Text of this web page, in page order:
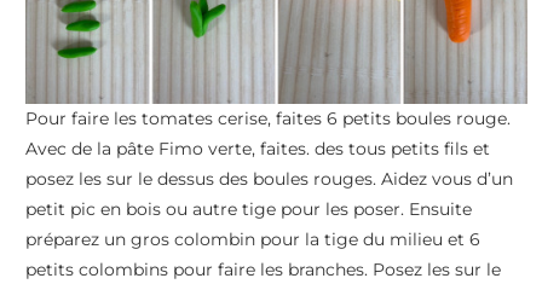
Pour faire les tomates cerise, faites 6 petits boules rouge.
Avec de la pâte Fimo verte, faites. des tous petits fils et
posez les sur le dessus des boules rouges. Aidez vous d’un
petit pic en bois ou autre tige pour les poser. Ensuite
préparez un gros colombin pour la tige du milieu et 6
petits colombins pour faire les branches. Posez les sur le